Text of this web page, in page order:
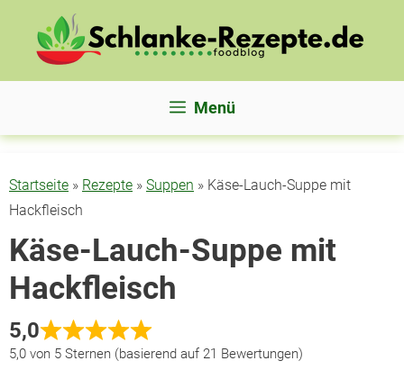
Inhalt
Menü
Startseite » Rezepte » Suppen » Käse-Lauch-Suppe mit
Hackfleisch
Käse-Lauch-Suppe mit
Hackfleisch
5,0
5,0 von 5 Sternen (basierend auf 21 Bewertungen)